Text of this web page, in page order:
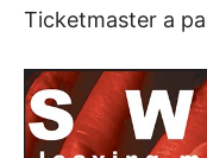
Ticketmaster a